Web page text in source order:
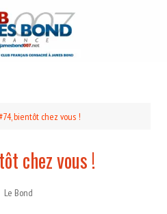
bientôt chez vous !
chez vous !
Le Bond